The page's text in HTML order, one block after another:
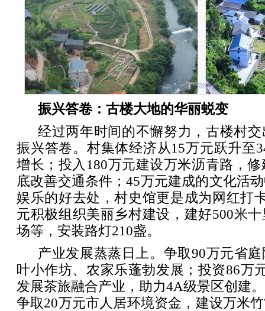
振兴答卷：古楼大地的华丽蜕变
经过两年时间的不懈努力，古楼村
振兴答卷。村集体经济从15万元跃升至
增长；投入180万元建设万米沥青路，
底改善交通条件；45万元建成的文化活
娱乐的好去处，村史馆更是成为网红打
元积极组织美丽乡村建设，建好500米
场等，安装路灯210盏。
产业发展蒸蒸日上。争取90万元省
叶小作坊、农家乐蓬勃发展；投资86万
发展茶旅融合产业，助力4A级景区创建
争取20万元市人居环境资金，建设万米